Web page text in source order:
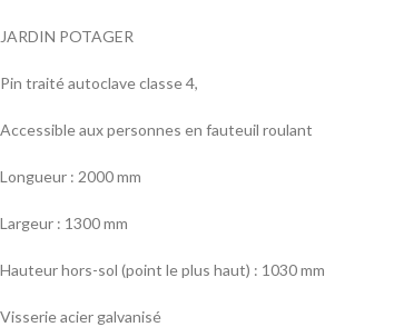
JARDIN POTAGER
Pin traité autoclave classe 4,
Accessible aux personnes en fauteuil roulant
Longueur : 2000 mm
Largeur : 1300 mm
Hauteur hors-sol (point le plus haut) : 1030 mm
Visserie acier galvanisé